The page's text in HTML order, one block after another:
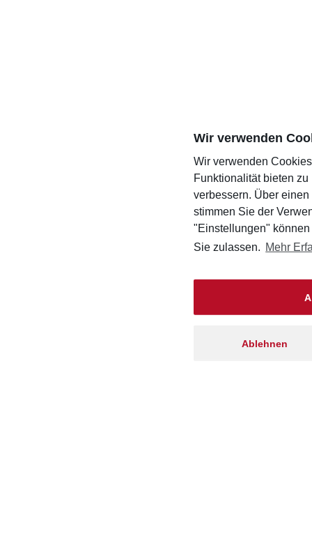
Wir verwenden
Wir verwenden
Funktionalität bieten
verbessern. Über
stimmen Sie der
"Einstellungen"
Sie zulassen. Mehr
Ablehnen